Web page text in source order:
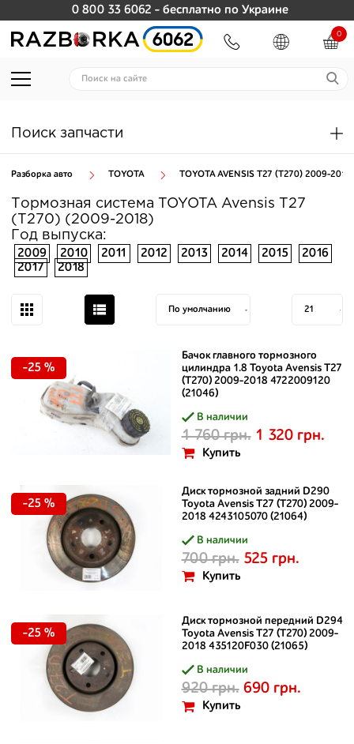
0 800 33 6062 - бесплатно по Украине
0
Поиск запчасти
Разборка авто TOYOTA TOYOTA AVENSIS T27 (T270) 2009-2018
Тормозная система TOYOTA Avensis T27
(T270) (2009-2018)
Год выпуска:
2009
2010 2011 2012 2013 2014 2015
2016
2017
2018
Бачок главного тормозного
цилиндра 1.8 Toyota Avensis T27
(T270) 2009-2018 4722009120
(21046)
В наличии
1 760 грн. 1 320 грн.
Купить
-25 %
Диск тормозной задний D290
Toyota Avensis T27 (T270) 2009-
2018 4243105070 (21064)
В наличии
700 грн. 525 грн.
Купить
-25 %
Диск тормозной передний D294
Toyota Avensis T27 (T270) 2009-
2018 435120F030 (21065)
В наличии
920 грн. 690 грн.
Купить
-25 %